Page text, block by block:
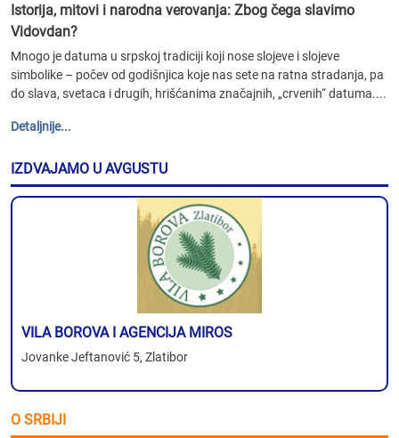
Istorija, mitovi i narodna verovanja: Zbog čega slavimo
Vidovdan?
Mnogo je datuma u srpskoj tradiciji koji nose slojeve i slojeve
simbolike – počev od godišnjica koje nas sete na ratna stradanja, pa
do slava, svetaca i drugih, hrišćanima značajnih, „crvenih“ datuma....
Detaljnije...
IZDVAJAMO U AVGUSTU
VILA BOROVA I AGENCIJA MIROS
Jovanke Jeftanović 5, Zlatibor
O SRBIJI